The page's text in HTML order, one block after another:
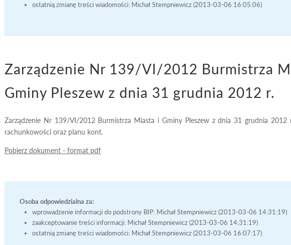
ostatnią zmianę treści wiadomości: Michał Stempniewicz (2013-03-06 16:05:06)
Zarządzenie Nr 139/VI/2012 Burmistrza
Gminy Pleszew z dnia 31 grudnia 2012 r.
Zarządzenie Nr 139/VI/2012 Burmistrza Miasta i Gminy Pleszew z dnia 31 grudnia 2012
rachunkowości oraz planu kont.
Pobierz dokument - format pdf
Osoba odpowiedzialna za:
wprowadzenie informacji do podstrony BIP: Michał Stempniewicz (2013-03-06 14:31:19)
zaakceptowanie treści informacji: Michał Stempniewicz (2013-03-06 14:31:19)
ostatnią zmianę treści wiadomości: Michał Stempniewicz (2013-03-06 16:07:17)